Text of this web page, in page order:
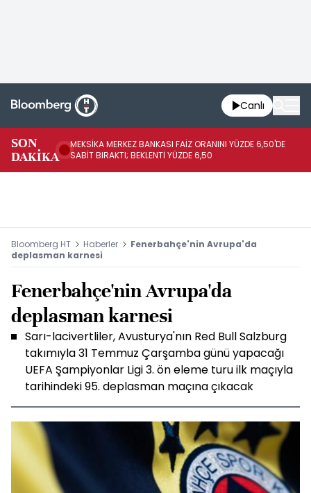
Canlı
SON
DAKİKA
MEKSİKA MERKEZ BANKASI FAİZ ORANINI YÜZDE 6,50'DE
SABİT BIRAKTI; BEKLENTİ YÜZDE 6,50
Bloomberg HT Haberler
Fenerbahçe'nin Avrupa'da
deplasman karnesi
Fenerbahçe'nin Avrupa'da
deplasman karnesi
Sarı-lacivertliler, Avusturya'nın Red Bull Salzburg
takımıyla 31 Temmuz Çarşamba günü yapacağı
UEFA Şampiyonlar Ligi 3. ön eleme turu ilk maçıyla
tarihindeki 95. deplasman maçına çıkacak